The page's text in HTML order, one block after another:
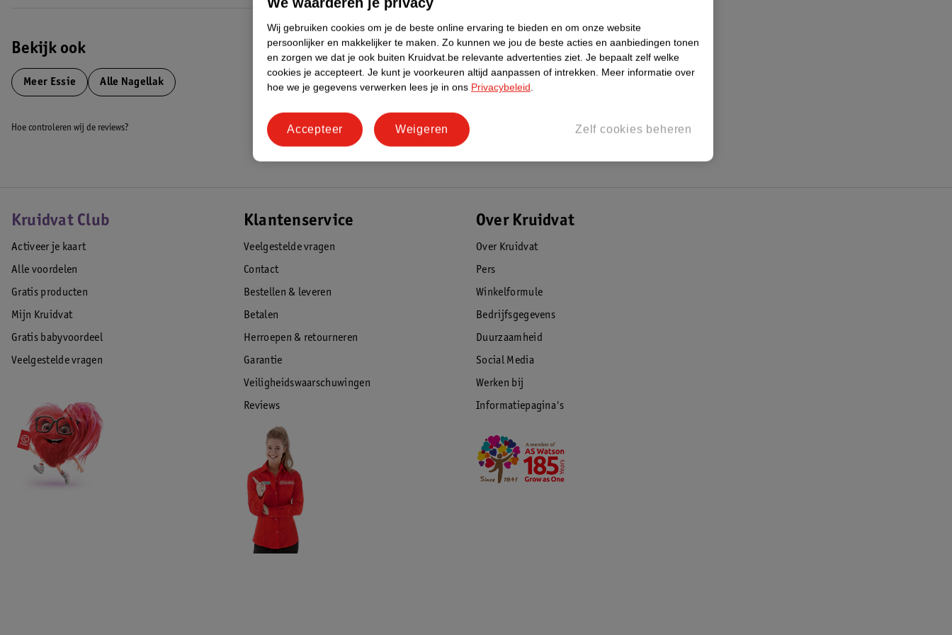
Bekijk ook
Meer Essie Alle Nagellak
Hoe controleren wij de reviews?
Kruidvat Club
Activeer je kaart
Alle voordelen
Gratis producten
Mijn Kruidvat
Gratis babyvoordeel
Veelgestelde vragen
Klantenservice
Veelgestelde vragen
Contact
Bestellen & leveren
Betalen
Herroepen & retourneren
Garantie
Veiligheidswaarschuwingen
Reviews
Over Kruidvat
Over Kruidvat
Pers
Winkelformule
Bedrijfsgegevens
Duurzaamheid
Social Media
Werken bij
Informatiepagina's
Wij gebruiken cookies om je de beste online ervaring te bieden en om onze website
persoonlijker en makkelijker te maken. Zo kunnen we jou de beste acties en aanbiedingen tonen
en zorgen we dat je ook buiten Kruidvat.be relevante advertenties ziet. Je bepaalt zelf welke
cookies je accepteert. Je kunt je voorkeuren altijd aanpassen of intrekken. Meer informatie over
hoe we je gegevens verwerken lees je in ons Privacybeleid.
Zelf cookies beheren
Weigeren
Accepteer